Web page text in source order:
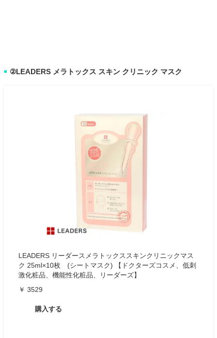
■ ②LEADERS メラトックス スキン クリニック マスク
LEADERS リーダースメラトックススキンクリニックマス
ク 25ml×10枚 (シートマスク) 【ドクターズコスメ、低刺
激化粧品、機能性化粧品、リーダーズ】
￥ 3529
購入する